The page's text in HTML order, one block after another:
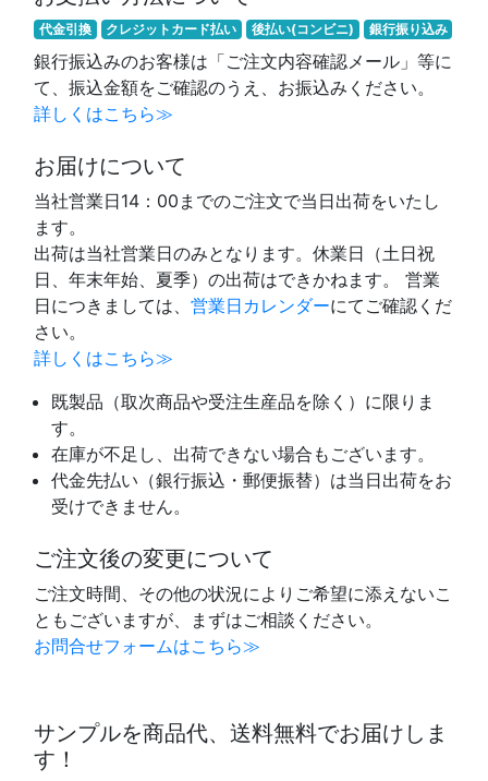
代金引換 クレジットカード払い 後払い(コンビニ) 銀行振り込み
銀行振込みのお客様は「ご注文内容確認メール」等に
て、振込金額をご確認のうえ、お振込みください。
詳しくはこちら≫
お届けについて
当社営業日14：00までのご注文で当日出荷をいたし
ます。
出荷は当社営業日のみとなります。休業日（土日祝
日、年末年始、夏季）の出荷はできかねます。 営業
日につきましては、 営業日カレンダーにてご確認くだ
さい。
詳しくはこちら≫
既製品（取次商品や受注生産品を除く）に限りま
す。
在庫が不足し、出荷できない場合もございます。
代金先払い（銀行振込・郵便振替）は当日出荷をお
受けできません。
ご注文後の変更について
ご注文時間、その他の状況によりご希望に添えないこ
ともございますが、まずはご相談ください。
お問合せフォームはこちら≫
サンプルを商品代、送料無料でお届けしま
す！